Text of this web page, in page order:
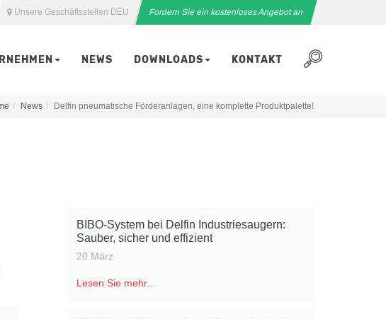
Unsere Geschäftsstellen DEU Fordern Sie ein kostenloses Angebot an
NEWS DOWNLOADS KONTAKT
News Delfin pneumatische Förderanlagen, eine komplette Produktpalette!
BIBO-System bei Delfin Industriesaugern:
Sauber, sicher und effizient
20 März
Lesen Sie mehr...